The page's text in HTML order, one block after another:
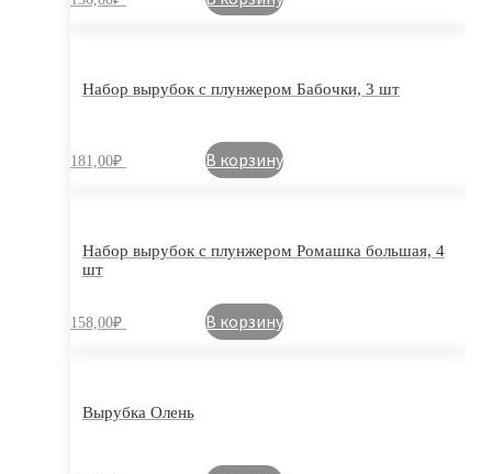
Набор вырубок с плунжером Бабочки, 3 шт
181,00₽ В корзину
Набор вырубок с плунжером Ромашка большая, 4
шт
158,00₽ В корзину
Вырубка Олень